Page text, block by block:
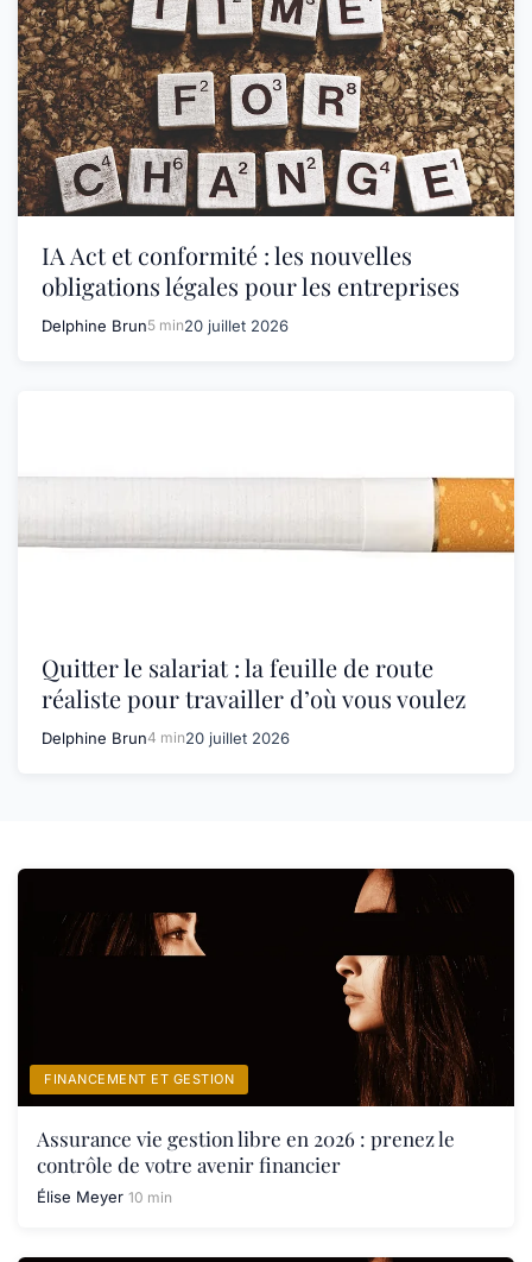
IA Act et conformité : les nouvelles
obligations légales pour les entreprises
Delphine Brun5 min20 juillet 2026
Quitter le salariat : la feuille de route
réaliste pour travailler d’où vous voulez
Delphine Brun4 min20 juillet 2026
FINANCEMENT ET GESTION
Assurance vie gestion libre en 2026 : prenez le
contrôle de votre avenir financier
Élise Meyer 10 min